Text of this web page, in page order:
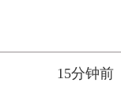
15分钟前